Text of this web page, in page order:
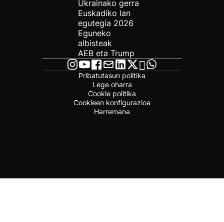
Ukrainako gerra
Euskadiko lan
egutegia 2026
Eguneko
albisteak
AEB eta Trump
Pribatutasun politika
Lege oharra
Cookie politika
Cookieen konfigurazioa
Harremana